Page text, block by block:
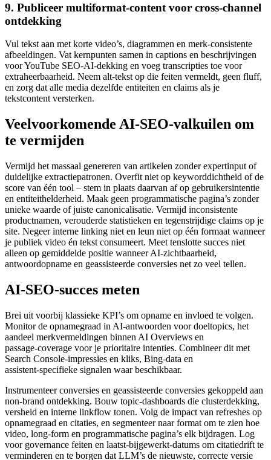
9. Publiceer multiformat‑content voor cross‑channel
ontdekking
Vul tekst aan met korte video’s, diagrammen en merk‑consistente
afbeeldingen. Vat kernpunten samen in captions en beschrijvingen
voor YouTube SEO‑AI‑dekking en voeg transcripties toe voor
extraheerbaarheid. Neem alt‑tekst op die feiten vermeldt, geen fluff,
en zorg dat alle media dezelfde entiteiten en claims als je
tekstcontent versterken.
Veelvoorkomende AI‑SEO‑valkuilen om
te vermijden
Vermijd het massaal genereren van artikelen zonder expertinput of
duidelijke extractiepatronen. Overfit niet op keyworddichtheid of de
score van één tool – stem in plaats daarvan af op gebruikersintentie
en entiteithelderheid. Maak geen programmatische pagina’s zonder
unieke waarde of juiste canonicalisatie. Vermijd inconsistente
productnamen, verouderde statistieken en tegenstrijdige claims op je
site. Negeer interne linking niet en leun niet op één formaat wanneer
je publiek video én tekst consumeert. Meet tenslotte succes niet
alleen op gemiddelde positie wanneer AI‑zichtbaarheid,
antwoordopname en geassisteerde conversies net zo veel tellen.
AI‑SEO‑succes meten
Brei uit voorbij klassieke KPI’s om opname en invloed te volgen.
Monitor de opnamegraad in AI‑antwoorden voor doeltopics, het
aandeel merkvermeldingen binnen AI Overviews en
passage‑coverage voor je prioritaire intenties. Combineer dit met
Search Console‑impressies en kliks, Bing‑data en
assistent‑specifieke signalen waar beschikbaar.
Instrumenteer conversies en geassisteerde conversies gekoppeld aan
non‑brand ontdekking. Bouw topic‑dashboards die clusterdekking,
versheid en interne linkflow tonen. Volg de impact van refreshes op
opnamegraad en citaties, en segmenteer naar format om te zien hoe
video, long‑form en programmatische pagina’s elk bijdragen. Log
voor governance feiten en laatst‑bijgewerkt‑datums om citatiedrift te
verminderen en te borgen dat LLM’s de nieuwste, correcte versie